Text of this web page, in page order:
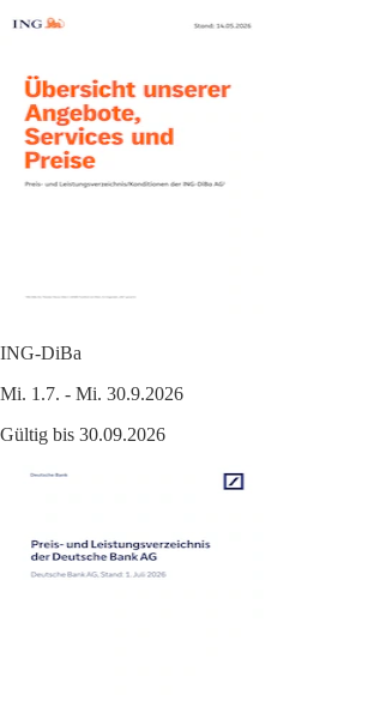
ING-DiBa
Mi. 1.7. - Mi. 30.9.2026
Gültig bis 30.09.2026